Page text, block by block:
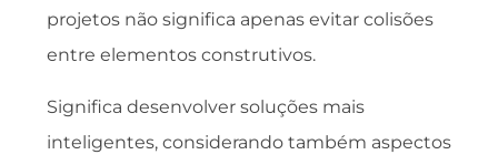
projetos não significa apenas evitar colisões
entre elementos construtivos.
Significa desenvolver soluções mais
inteligentes, considerando também aspectos